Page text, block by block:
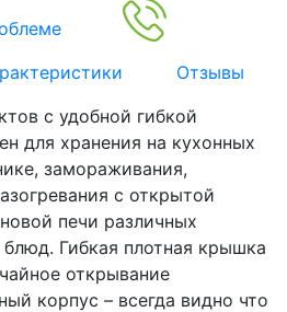
Отзывы
с удобной гибкой
для хранения на кухонных
замораживания,
с открытой
печи различных
Гибкая плотная крышка
открывание
корпус – всегда видно что